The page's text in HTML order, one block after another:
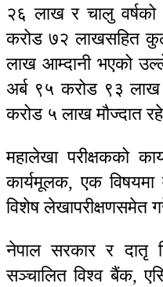
२६ लाख र चालु
करोड ७२ लाखसहित
लाख आम्दानी भएको
अर्ब ९५ करोड ९३ लाख
करोड ५ लाख मौज्दात
महालेखा परीक्षकको
कार्यमूलक, एक विषयमा
विशेष लेखापरीक्षणसमेत
नेपाल सरकार र दातृ
सञ्चालित विश्व बैंक,